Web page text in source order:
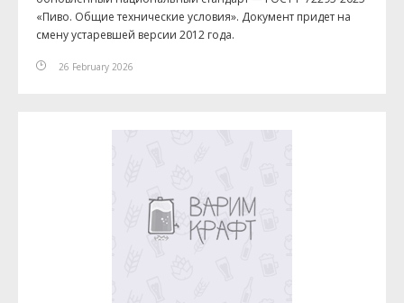
«Пиво. Общие технические условия». Документ придет на
смену устаревшей версии 2012 года.
26 February 2026